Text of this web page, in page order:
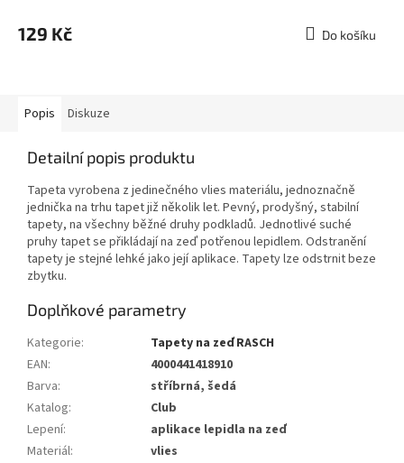
129 Kč Do košíku
Popis Diskuze
Detailní popis produktu
Tapeta vyrobena z jedinečného vlies materiálu, jednoznačně
jednička na trhu tapet již několik let. Pevný, prodyšný, stabilní
tapety, na všechny běžné druhy podkladů. Jednotlivé suché
pruhy tapet se přikládají na zeď potřenou lepidlem. Odstranění
tapety je stejné lehké jako její aplikace. Tapety lze odstrnit beze
zbytku.
Doplňkové parametry
Kategorie:
Tapety na zeď RASCH
EAN:
4000441418910
Barva:
stříbrná, šedá
Katalog:
Club
Lepení:
aplikace lepidla na zeď
Materiál:
vlies